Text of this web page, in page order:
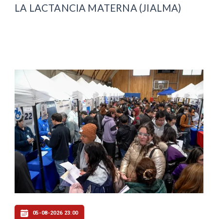
LA LACTANCIA MATERNA (JIALMA)
05-08-2026 23:00